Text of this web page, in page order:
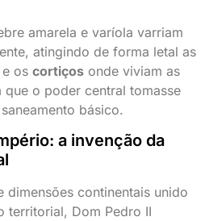
amarela e varíola varriam
atingindo de forma letal as
e os cortiços onde viviam as
que o poder central tomasse
básico.
a invenção da
dimensões continentais unido
territorial, Dom Pedro II